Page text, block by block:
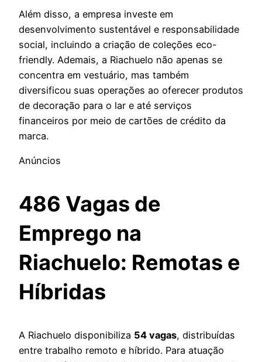
Além disso, a empresa investe em
desenvolvimento sustentável e responsabilidade
social, incluindo a criação de coleções eco-
friendly. Ademais, a Riachuelo não apenas se
concentra em vestuário, mas também
diversificou suas operações ao oferecer produtos
de decoração para o lar e até serviços
financeiros por meio de cartões de crédito da
marca.
Anúncios
486 Vagas de
Emprego na
Riachuelo: Remotas e
Híbridas
A Riachuelo disponibiliza 54 vagas, distribuídas
entre trabalho remoto e híbrido. Para atuação